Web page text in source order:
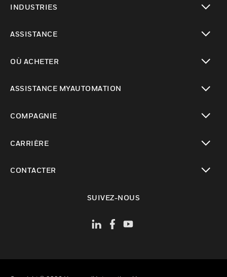
INDUSTRIES
ASSISTANCE
OÙ ACHETER
ASSISTANCE MYAUTOMATION
COMPAGNIE
CARRIÈRE
CONTACTER
SUIVEZ-NOUS